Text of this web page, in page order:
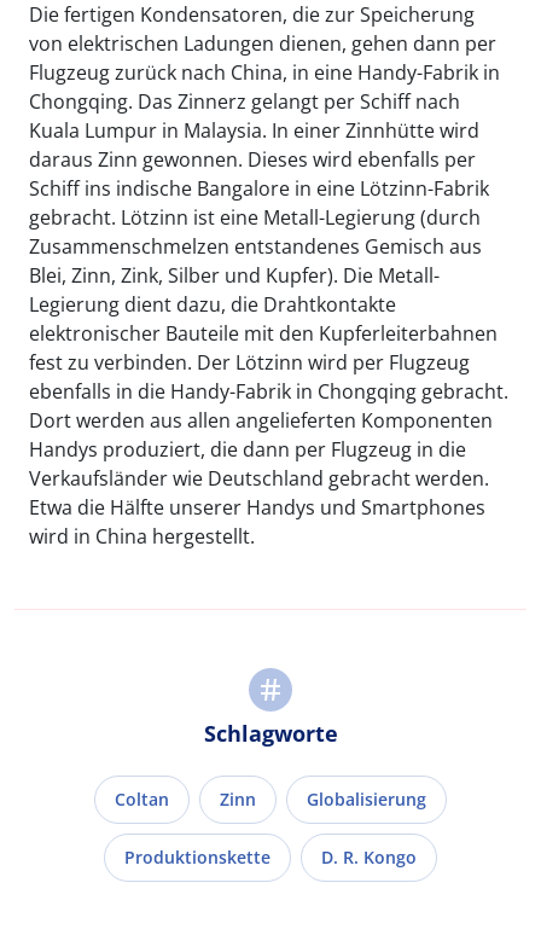
Die fertigen Kondensatoren, die zur Speicherung
von elektrischen Ladungen dienen, gehen dann per
Flugzeug zurück nach China, in eine Handy-Fabrik in
Chongqing. Das Zinnerz gelangt per Schiff nach
Kuala Lumpur in Malaysia. In einer Zinnhütte wird
daraus Zinn gewonnen. Dieses wird ebenfalls per
Schiff ins indische Bangalore in eine Lötzinn-Fabrik
gebracht. Lötzinn ist eine Metall-Legierung (durch
Zusammenschmelzen entstandenes Gemisch aus
Blei, Zinn, Zink, Silber und Kupfer). Die Metall-
Legierung dient dazu, die Drahtkontakte
elektronischer Bauteile mit den Kupferleiterbahnen
fest zu verbinden. Der Lötzinn wird per Flugzeug
ebenfalls in die Handy-Fabrik in Chongqing gebracht.
Dort werden aus allen angelieferten Komponenten
Handys produziert, die dann per Flugzeug in die
Verkaufsländer wie Deutschland gebracht werden.
Etwa die Hälfte unserer Handys und Smartphones
wird in China hergestellt.
Schlagworte
Coltan Zinn Globalisierung
Produktionskette D. R. Kongo